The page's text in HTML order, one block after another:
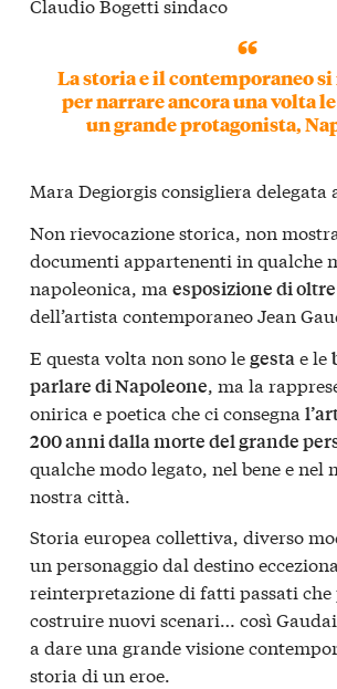
La storia e il contemporaneo
per narrare ancora una volta
un grande protagonista,
Mara Degiorgis consigliera delegata
Non rievocazione storica, non
documenti appartenenti in qualche
napoleonica, ma esposizione di
dell’artista contemporaneo Jean
E questa volta non sono legesta e le
parlare di Napoleone , ma la
onirica e poetica che ci consegna
200 anni dalla morte del grande
qualche modo legato, nel bene e nel
nostra città.
Storia europea collettiva, diverso
un personaggio dal destino
reinterpretazione di fatti passati che
costruire nuovi scenari… così
a dare una grande visione
storia di un eroe.